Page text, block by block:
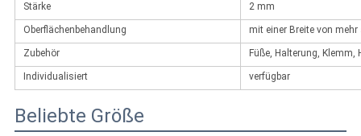
Stärke 2 mm
Oberflächenbehandlung mit einer Breite von
Zubehör Füße, Halterung, Klemm,
Individualisiert verfügbar
Beliebte Größe